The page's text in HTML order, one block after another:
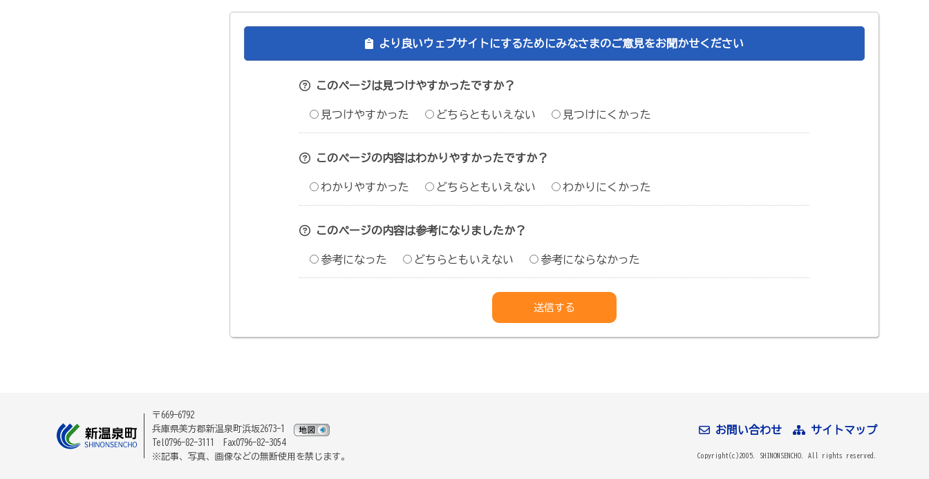
より良いウェブサイトにするためにみなさまのご意見をお聞かせください
このページは見つけやすかったですか？
見つけやすかった どちらともいえない 見つけにくかった
このページの内容はわかりやすかったですか？
わかりやすかった どちらともいえない わかりにくかった
このページの内容は参考になりましたか？
参考になった どちらともいえない 参考にならなかった
〒669-6792
兵庫県美方郡新温泉町浜坂2673-1
Tel0796-82-3111 Fax0796-82-3054
※記事、写真、画像などの無断使用を禁じます。
お問い合わせ サイトマップ
Copyright(c)2005. SHINONSENCHO. All rights reserved.